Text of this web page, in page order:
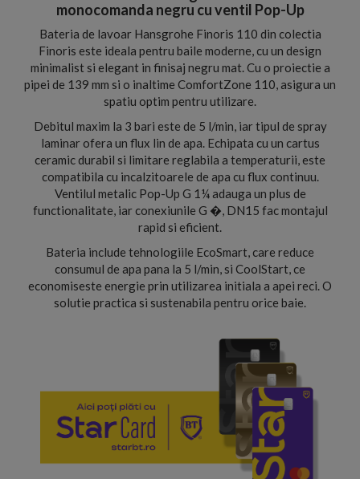
monocomanda negru cu ventil Pop-Up
Bateria de lavoar Hansgrohe Finoris 110 din colectia
Finoris este ideala pentru baile moderne, cu un design
minimalist si elegant in finisaj negru mat. Cu o proiectie a
pipei de 139 mm si o inaltime ComfortZone 110, asigura un
spatiu optim pentru utilizare.
Debitul maxim la 3 bari este de 5 l/min, iar tipul de spray
laminar ofera un flux lin de apa. Echipata cu un cartus
ceramic durabil si limitare reglabila a temperaturii, este
compatibila cu incalzitoarele de apa cu flux continuu.
Ventilul metalic Pop-Up G 1¼ adauga un plus de
functionalitate, iar conexiunile G �, DN15 fac montajul
rapid si eficient.
Bateria include tehnologiile EcoSmart, care reduce
consumul de apa pana la 5 l/min, si CoolStart, ce
economiseste energie prin utilizarea initiala a apei reci. O
solutie practica si sustenabila pentru orice baie.